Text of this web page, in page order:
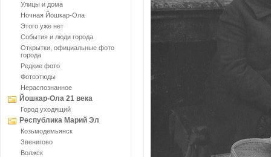
Улицы и дома
Ночная Йошкар-Ола
Этого уже нет
События и люди города
Открытки, официальные фото
города
Редкие фото
Фотоэтюды
Нераспознанное
Йошкар-Ола 21 века
Город уходящий
Республика Марий Эл
Козьмодемьянск
Звенигово
Волжск